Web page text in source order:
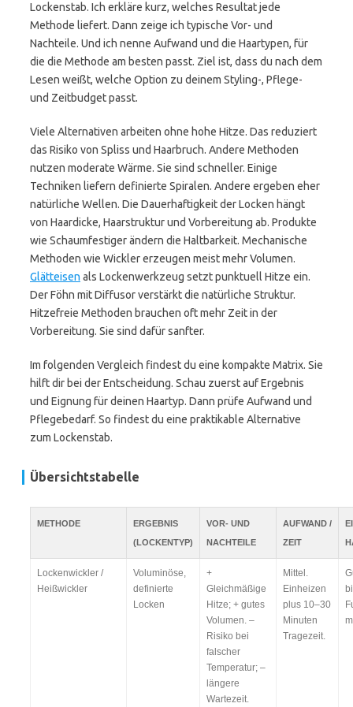
Lockenstab. Ich erkläre kurz, welches Resultat jede
Methode liefert. Dann zeige ich typische Vor- und
Nachteile. Und ich nenne Aufwand und die Haartypen, für
die die Methode am besten passt. Ziel ist, dass du nach dem
Lesen weißt, welche Option zu deinem Styling-, Pflege-
und Zeitbudget passt.
Viele Alternativen arbeiten ohne hohe Hitze. Das reduziert
das Risiko von Spliss und Haarbruch. Andere Methoden
nutzen moderate Wärme. Sie sind schneller. Einige
Techniken liefern definierte Spiralen. Andere ergeben eher
natürliche Wellen. Die Dauerhaftigkeit der Locken hängt
von Haardicke, Haarstruktur und Vorbereitung ab. Produkte
wie Schaumfestiger ändern die Haltbarkeit. Mechanische
Methoden wie Wickler erzeugen meist mehr Volumen.
Glätteisen als Lockenwerkzeug setzt punktuell Hitze ein.
Der Föhn mit Diffusor verstärkt die natürliche Struktur.
Hitzefreie Methoden brauchen oft mehr Zeit in der
Vorbereitung. Sie sind dafür sanfter.
Im folgenden Vergleich findest du eine kompakte Matrix. Sie
hilft dir bei der Entscheidung. Schau zuerst auf Ergebnis
und Eignung für deinen Haartyp. Dann prüfe Aufwand und
Pflegebedarf. So findest du eine praktikable Alternative
zum Lockenstab.
Übersichtstabelle
METHODE
ERGEBNIS
(LOCKENTYP)
VOR- UND
NACHTEILE
AUFWAND /
ZEIT
Lockenwickler /
Heißwickler
Voluminöse,
definierte
Locken
+
Gleichmäßige
Hitze; + gutes
Volumen. –
Risiko bei
falscher
Temperatur; –
längere
Wartezeit.
Mittel.
Einheizen
plus 10–30
Minuten
Tragezeit.